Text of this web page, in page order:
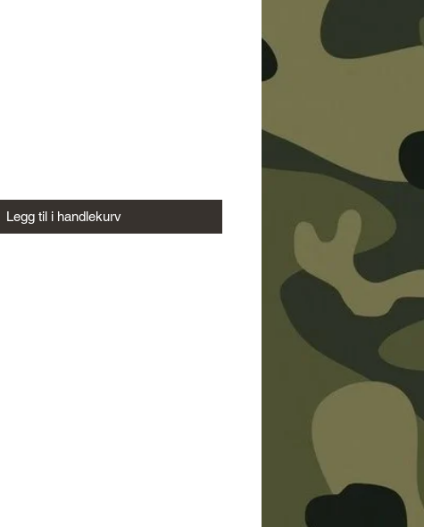
Legg til i handlekurv